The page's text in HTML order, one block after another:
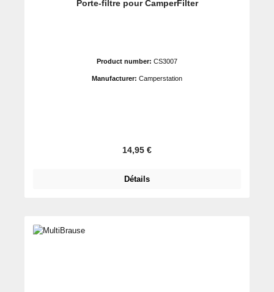
Porte-filtre pour CamperFilter
Product number: CS3007
Manufacturer: Camperstation
Prix régulier :
14,95 €
Détails